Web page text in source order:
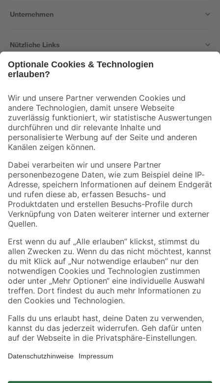
Unternehmen
Nützliche Links
Der toom Newsletter: Keine Angebote und Aktionen mehr verpassen!
Zur Newsletter Anmeldung
Folge uns
Zahlungsarten Versandarten
Sicher einkaufen
Jetzt die toom-App herunterladen
Alle Preisangaben in EUR inkl. gesetzl. MwSt.. Die dargestellten Angebote sind unter
Umständen nicht in allen Märkten verfügbar. Die angegebenen Verfügbarkeiten beziehen
Produkte nur solange der Vorrat reicht.
*Paketversand ab 59 € versandkostenfrei, gilt nicht für Artikel mit Speditionsversand, hier